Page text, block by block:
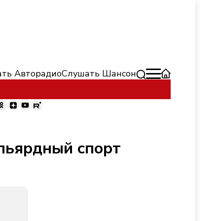
АвторадиоСлушать Шансон
спорт